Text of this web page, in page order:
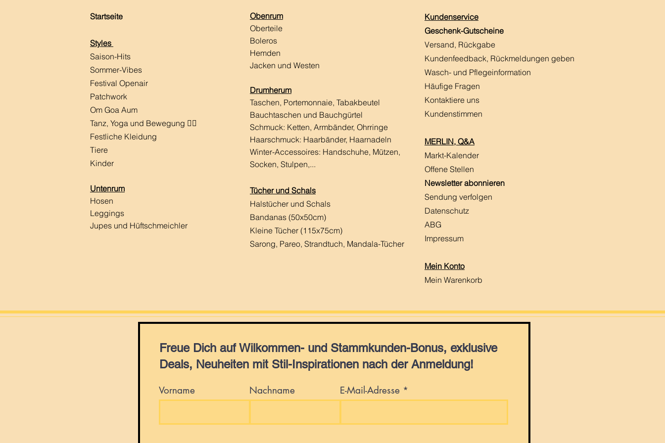
Startseite
Styles
Saison-Hits
​Sommer-Vibes
Festival Openair
Patchwork
Om Goa Aum
Tanz, Yoga und Bewegung 🧘‍♀️
Festliche Kleidung
Tiere
Kinder
Untenrum
Hosen
Leggings
Jupes und Hüftschmeichler
Obenrum
Oberteile
Boleros
Hemden
Jacken und Westen
Drumherum
Taschen, Portemonnaie, Tabakbeutel
Bauchtaschen und Bauchgürtel
Schmuck: Ketten, Armbänder, Ohrringe
Haarschmuck: Haarbänder, Haarnadeln
Winter-Accessoires: Handschuhe, Mützen,
Socken, Stulpen,...
Tücher und Schals
Halstücher und Schals
Bandanas (50x50cm)
Kleine Tücher (115x75cm)
Sarong, Pareo, Strandtuch, Mandala-Tücher
Kundenservice
Geschenk-Gutscheine
Versand, Rückgabe
Kundenfeedback, Rückmeldungen ​ geben
Wasch- und Pflegeinformation
Häufige Fragen
Kontaktiere uns
Kundenstimmen
MERLIN, Q&A
Markt-Kalender
Offene Stellen
Newsletter abonnieren
Sendung verfolgen
Datenschutz
ABG
Impressum
Mein Konto
Mein Warenkorb
Freue Dich auf Wilkommen- und Stammkunden-Bonus, exklusive
Deals, Neuheiten mit Stil-Inspirationen nach der Anmeldung!
Vorname Nachname E-Mail-Adresse